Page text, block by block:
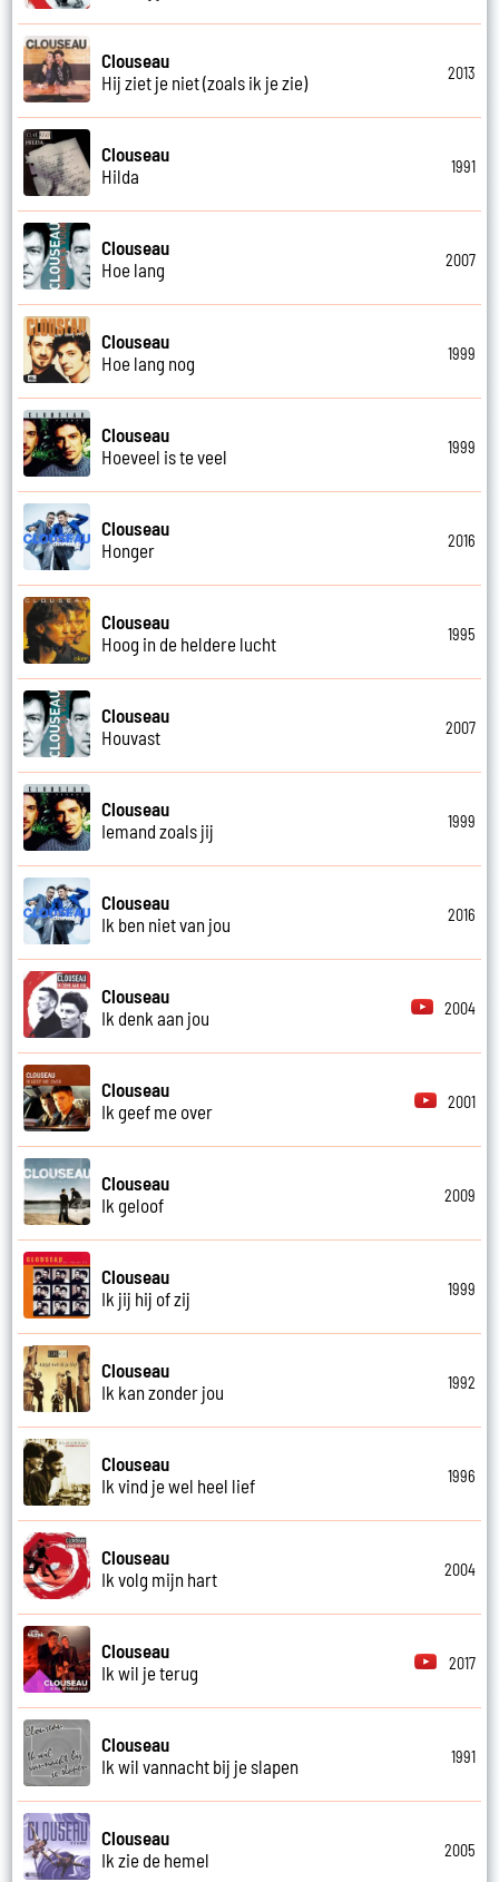
Clouseau
Hij ziet je niet (zoals ik je zie)
2013
Clouseau
Hilda
1991
Clouseau
Hoe lang
2007
Clouseau
Hoe lang nog
1999
Clouseau
Hoeveel is te veel
1999
Clouseau
Honger
2016
Clouseau
Hoog in de heldere lucht
1995
Clouseau
Houvast
2007
Clouseau
Iemand zoals jij
1999
Clouseau
Ik ben niet van jou
2016
Clouseau
Ik denk aan jou
2004
Clouseau
Ik geef me over
2001
Clouseau
Ik geloof
2009
Clouseau
Ik jij hij of zij
1999
Clouseau
Ik kan zonder jou
1992
Clouseau
Ik vind je wel heel lief
1996
Clouseau
Ik volg mijn hart
2004
Clouseau
Ik wil je terug
2017
Clouseau
Ik wil vannacht bij je slapen
1991
Clouseau
Ik zie de hemel
2005